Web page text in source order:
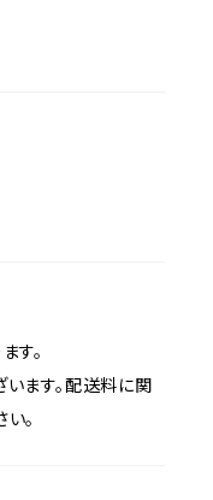
す。
ます。配送料に関
。